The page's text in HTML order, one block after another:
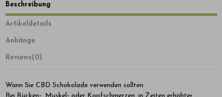
Beschreibung
Artikeldetails
Anhänge
Reviews(0)
Wann Sie CBD Schokolade verwenden sollten: